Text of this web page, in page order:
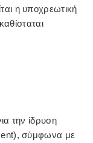
η υποχρεωτική
την ίδρυση
σύμφωνα με